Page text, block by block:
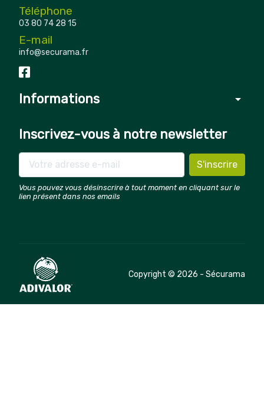
Téléphone
03 80 74 28 15
E-mail
info@securama.fr
Informations arrow_drop_down
Inscrivez-vous à notre newsletter
Vous pouvez vous désinscrire à tout moment en cliquant sur le
lien présent dans nos emails
Copyright © 2026 - Sécurama